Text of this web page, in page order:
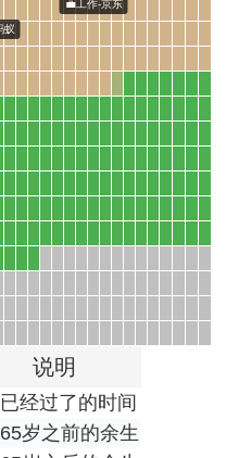
说明
已经过了的时间
65岁之前的余生